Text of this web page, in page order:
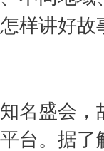
样讲好
名盛会
台。据